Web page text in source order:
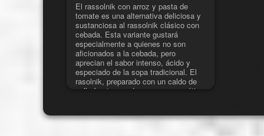
Existen
receta
El rassolnik con arroz y pasta de
tomate es una alternativa deliciosa y
sustanciosa al rassolnik clásico con
cebada. Esta variante gustará
especialmente a quienes no son
aficionados a la cebada, pero
aprecian el sabor intenso, ácido y
especiado de la sopa tradicional. El
rasolnik, preparado con un caldo de
pollo fuerte, queda espeso, aromático
tomate crean un sabor armonioso, y